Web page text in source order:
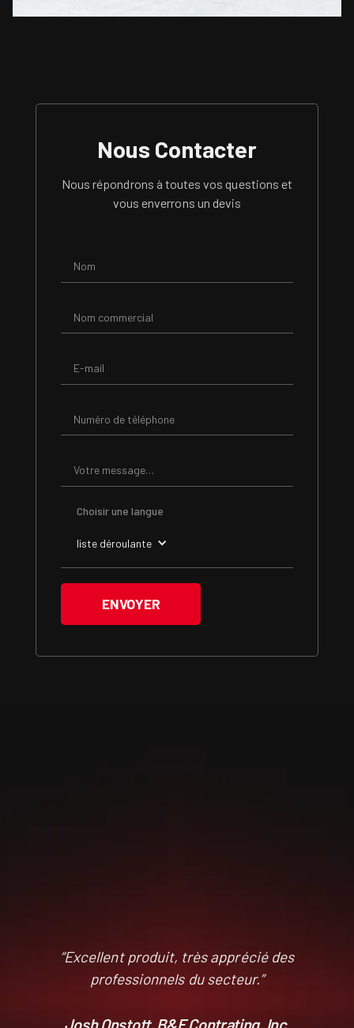
Nous Contacter
Nous répondrons à toutes vos questions et
vous enverrons un devis
Choisir une langue
liste déroulante
“Excellent produit, très apprécié des
professionnels du secteur.”
Josh Onstott, B&F Contrating, Inc.